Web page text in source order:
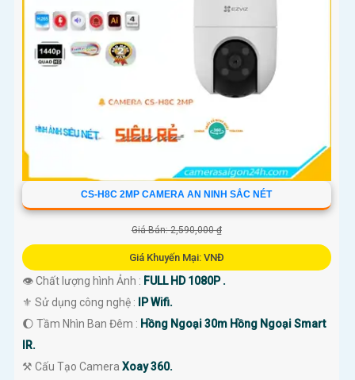
CS-H8C 2MP CAMERA AN NINH SẮC NÉT
Giá Bán: 2,590,000 ₫
Giá Khuyến Mại: VNĐ
👁 Chất lượng hình Ảnh : FULL HD 1080P .
⚜️ Sử dụng công nghệ :
IP Wifi.
🌔 Tầm Nhìn Ban Đêm : Hồng Ngoại 30m Hồng Ngoại Smart
IR.
⚒ Cấu Tạo Camera Xoay 360.